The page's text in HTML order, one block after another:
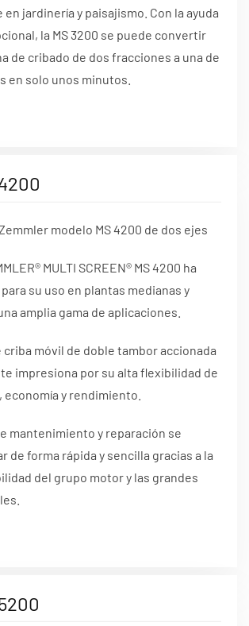
jardinería y paisajismo. Con la ayuda
la MS 3200 se puede convertir
de cribado de dos fracciones a una de
en solo unos minutos.
MULTI SCREEN® MS 4200 ha
su uso en plantas medianas y
amplia gama de aplicaciones.
criba móvil de doble tambor accionada
impresiona por su alta flexibilidad de
economía y rendimiento.
mantenimiento y reparación se
de forma rápida y sencilla gracias a la
del grupo motor y las grandes